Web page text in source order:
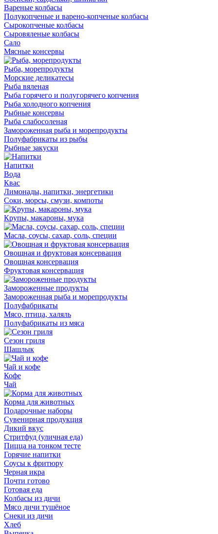
Вареные колбасы
Полукопченые и варено-копченые колбасы
Сырокопченые колбасы
Сыровяленые колбасы
Сало
Мясные консервы
Рыба, морепродукты
Морские деликатесы
Рыба вяленая
Рыба горячего и полугорячего копчения
Рыба холодного копчения
Рыбные консервы
Рыба слабосоленая
Замороженная рыба и морепродукты
Полуфабрикаты из рыбы
Рыбные закуски
Напитки
Вода
Квас
Лимонады, напитки, энергетики
Соки, морсы, смузи, компоты
Крупы, макароны, мука
Масла, соусы, сахар, соль, специи
Овощная и фруктовая консервация
Овощная консервация
Фруктовая консервация
Замороженные продукты
Замороженная рыба и морепродукты
Полуфабрикаты
Мясо, птица, халяль
Полуфабрикаты из мяса
Сезон гриля
Шашлык
Чай и кофе
Кофе
Чай
Корма для животных
Подарочные наборы
Сувенирная продукция
Дикий вкус
Стритфуд (уличная еда)
Пицца на тонком тесте
Горячие напитки
Соусы к фритюру
Черная икра
Почти готово
Готовая еда
Колбасы из дичи
Мясо дичи тушёное
Снеки из дичи
Хлеб